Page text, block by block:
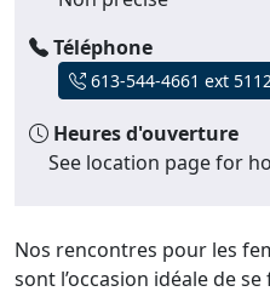
Téléphone
613-544-4661 ext
Heures d'ouverture
See location page for
Nos rencontres pour les
sont l’occasion idéale de